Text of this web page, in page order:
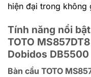
hiện đại trong không
Tính năng nổi
TOTO
Dobidos DB5500
Bàn cầu TOTO